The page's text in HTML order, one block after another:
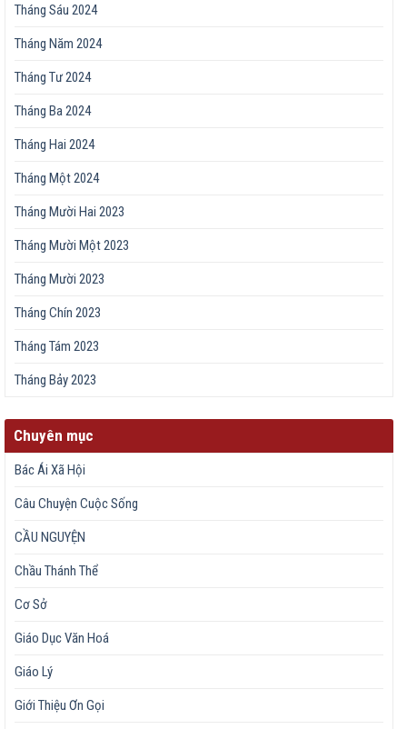
Tháng Sáu 2024
Tháng Năm 2024
Tháng Tư 2024
Tháng Ba 2024
Tháng Hai 2024
Tháng Một 2024
Tháng Mười Hai 2023
Tháng Mười Một 2023
Tháng Mười 2023
Tháng Chín 2023
Tháng Tám 2023
Tháng Bảy 2023
Chuyên mục
Bác Ái Xã Hội
Câu Chuyện Cuộc Sống
CẦU NGUYỆN
Chầu Thánh Thể
Cơ Sở
Giáo Dục Văn Hoá
Giáo Lý
Giới Thiệu Ơn Gọi